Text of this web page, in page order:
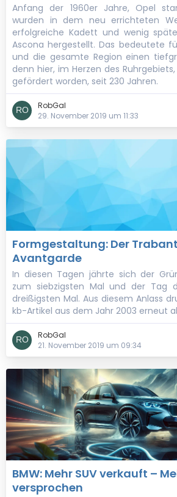
Anfang der 1960er Jahre, Opel
wurden in dem neu errichteten
erfolgreiche Kadett und wenig
Ascona hergestellt. Das bedeutete
und die gesamte Region einen
denn hier, im Herzen des
gefördert worden, seit 230 Jahren.
RobGal
29. November 2019 um 11:33
Formgestaltung: Der
Avantgarde
In diesen Tagen jährte sich der
zum siebzigsten Mal und der Tag
dreißigsten Mal. Aus diesem Anlass
kb-Artikel aus dem Jahr 2003 erneut
RobGal
21. November 2019 um 09:34
BMW: Mehr SUV verkauft –
versprochen